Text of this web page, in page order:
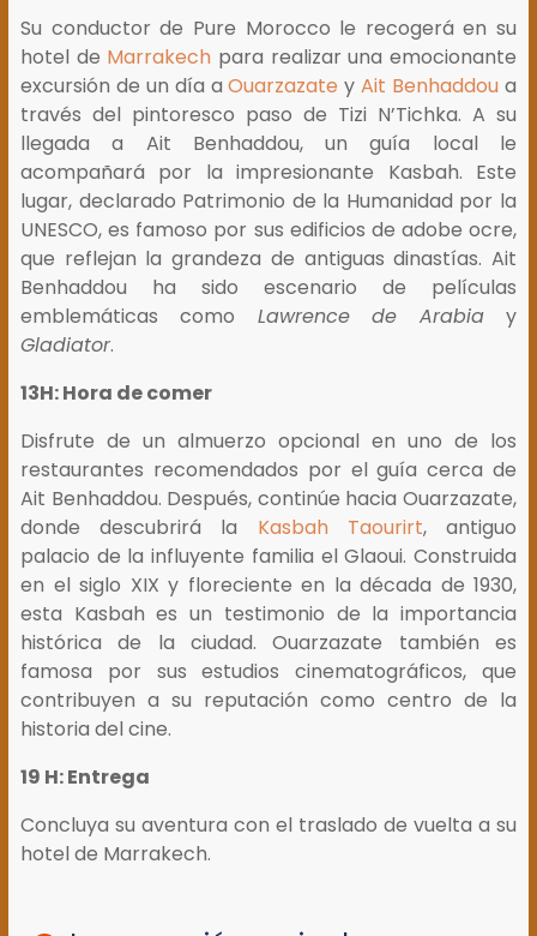
Su conductor de Pure Morocco le recogerá en su
hotel de Marrakech para realizar una emocionante
excursión de un día aOuarzazateyAit Benhaddou a
través del pintoresco paso de Tizi N’Tichka. A su
llegada a Ait Benhaddou, un guía local le
acompañará por la impresionante Kasbah. Este
lugar, declarado Patrimonio de la Humanidad por la
UNESCO, es famoso por sus edificios de adobe ocre,
que reflejan la grandeza de antiguas dinastías. Ait
Benhaddou ha sido escenario de películas
emblemáticas como Lawrence de Arabia y
Gladiator.
13H: Hora de comer
Disfrute de un almuerzo opcional en uno de los
restaurantes recomendados por el guía cerca de
Ait Benhaddou. Después, continúe hacia Ouarzazate,
donde descubrirá la Kasbah Taourirt, antiguo
palacio de la influyente familia el Glaoui. Construida
en el siglo XIX y floreciente en la década de 1930,
esta Kasbah es un testimonio de la importancia
histórica de la ciudad. Ouarzazate también es
famosa por sus estudios cinematográficos, que
contribuyen a su reputación como centro de la
historia del cine.
19 H: Entrega
Concluya su aventura con el traslado de vuelta a su
hotel de Marrakech.